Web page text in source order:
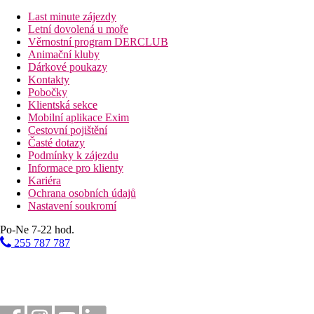
2 km
Vzdálenost k pláži
27 km
Vzdálenost od nejbližšího letiště
Pláž
Plážová dovolená
Bazény
Lehátka a slunečníky u bazénu zdarma
Dětský bazén
Fotogalerie
Last minute zájezdy
Letní dovolená u moře
Věrnostní program DERCLUB
Animační kluby
Dárkové poukazy
Kontakty
Pobočky
Klientská sekce
Mobilní aplikace Exim
Cestovní pojištění
Časté dotazy
Podmínky k zájezdu
Informace pro klienty
Kariéra
Ochrana osobních údajů
Nastavení soukromí
Po-Ne 7-22 hod.
255 787 787